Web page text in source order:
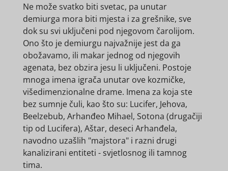
Ne može svatko biti svetac, pa unutar
demiurga mora biti mjesta i za grešnike, sve
dok su svi uključeni pod njegovom čarolijom.
Ono što je demiurgu najvažnije jest da ga
obožavamo, ili makar jednog od njegovih
agenata, bez obzira jesu li uključeni. Postoje
mnoga imena igrača unutar ove kozmičke,
višedimenzionalne drame. Imena za koja ste
bez sumnje čuli, kao što su: Lucifer, Jehova,
Beelzebub, Arhanđeo Mihael, Sotona (drugačiji
tip od Lucifera), Aštar, deseci Arhanđela,
navodno uzašlih "majstora" i razni drugi
kanalizirani entiteti - svjetlosnog ili tamnog
tima.